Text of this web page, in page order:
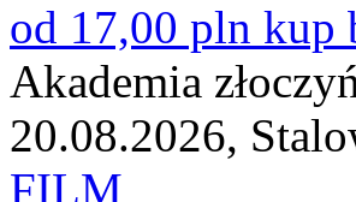
od 17,00 pln kup
Akademia
20.08.2026,
FILM